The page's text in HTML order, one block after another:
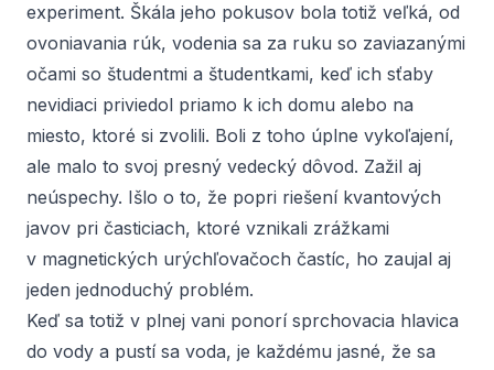
experiment. Škála jeho pokusov bola totiž veľká, od
ovoniavania rúk, vodenia sa za ruku so zaviazanými
očami so študentmi a študentkami, keď ich sťaby
nevidiaci priviedol priamo k ich domu alebo na
miesto, ktoré si zvolili. Boli z toho úplne vykoľajení,
ale malo to svoj presný vedecký dôvod. Zažil aj
neúspechy. Išlo o to, že popri riešení kvantových
javov pri časticiach, ktoré vznikali zrážkami
v magnetických urýchľovačoch častíc, ho zaujal aj
jeden jednoduchý problém.
Keď sa totiž v plnej vani ponorí sprchovacia hlavica
do vody a pustí sa voda, je každému jasné, že sa